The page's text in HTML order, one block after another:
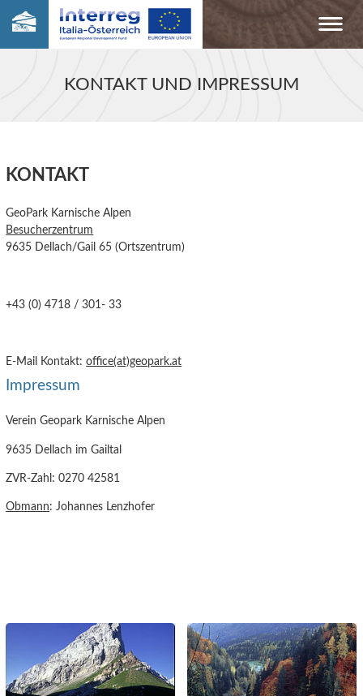
KONTAKT UND IMPRESSUM
KONTAKT
GeoPark Karnische Alpen
Besucherzentrum
9635 Dellach/Gail 65 (Ortszentrum)
+43 (0) 4718 / 301- 33
E-Mail Kontakt:office(at)geopark.at
Impressum
Verein Geopark Karnische Alpen
9635 Dellach im Gailtal
ZVR-Zahl: 0270 42581
Obmann: Johannes Lenzhofer